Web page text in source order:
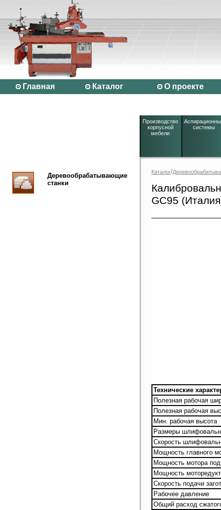
Главная Каталог О проекте
Производство
корпусной
мебели
системы
Деревообрабатывающие
станки
Каталог/
GC95
Технические
Полезная рабочая
Полезная рабочая
Мин. рабочая высота
Размеры
Скорость
Мощность главного
Мощность мотора
Мощность
Скорость подачи
Рабочее давление
Общий расход